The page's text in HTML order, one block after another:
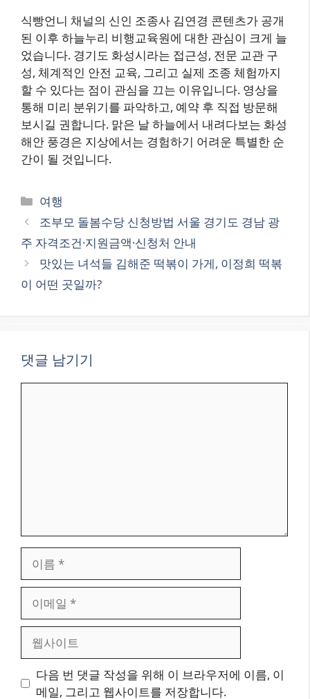
식빵언니 채널의 신인 조종사 김연경 콘텐츠가 공개
된 이후 하늘누리 비행교육원에 대한 관심이 크게 늘
었습니다. 경기도 화성시라는 접근성, 전문 교관 구
성, 체계적인 안전 교육, 그리고 실제 조종 체험까지
할 수 있다는 점이 관심을 끄는 이유입니다. 영상을
통해 미리 분위기를 파악하고, 예약 후 직접 방문해
보시길 권합니다. 맑은 날 하늘에서 내려다보는 화성
해안 풍경은 지상에서는 경험하기 어려운 특별한 순
간이 될 것입니다.
카
테
리
여행
조부모 돌봄수당 신청방법 서울 경기도 경남 광
주 자격조건·지원금액·신청처 안내
맛있는 녀석들 김해준 떡볶이 가게, 이정희 떡볶
이 어떤 곳일까?
댓글 남기기
일
트
다음 번 댓글 작성을 위해 이 브라우저에 이름, 이
메일, 그리고 웹사이트를 저장합니다.